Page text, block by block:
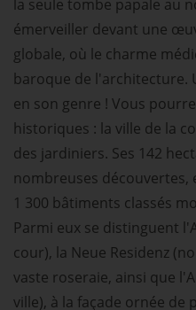
la seule tombe papale au
émerveiller devant une
globale, où le charme
baroque de l'architecture.
en son genre ! Vous
historiques : la ville de la
des jardiniers. Ses 142
nombreuses
1 300 bâtiments classés
Parmi eux se distinguent
cour), la Neue Residenz
vaste roseraie, ainsi que
ville), à la façade ornée